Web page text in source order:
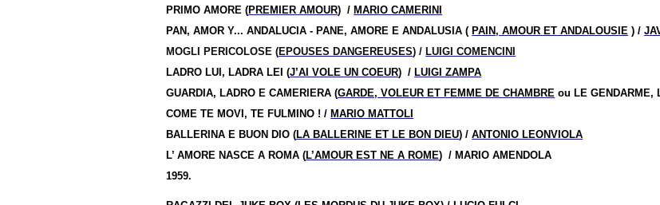
PRIMO AMORE (PREMIER AMOUR) / MARIO CAMERINI
PAN, AMOR Y... ANDALUCIA - PANE, AMORE E ANDALUSIA ( PAIN, AMOUR ET ANDALOUSIE ) /
MOGLI PERICOLOSE (EPOUSES DANGEREUSES) / LUIGI COMENCINI
LADRO LUI, LADRA LEI (J’AI VOLE UN COEUR) / LUIGI ZAMPA
GUARDIA, LADRO E CAMERIERA (GARDE, VOLEUR ET FEMME DE CHAMBRE ou LE GENDARME,
COME TE MOVI, TE FULMINO ! / MARIO MATTOLI
BALLERINA E BUON DIO (LA BALLERINE ET LE BON DIEU) /ANTONIO LEONVIOLA
L’ AMORE NASCE A ROMA (L’AMOUR EST NE A ROME) / MARIO AMENDOLA
1959.